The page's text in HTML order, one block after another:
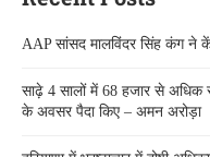
AAP सांसद मालविंदर सिंह कंग ने
साढ़े 4 सालों में 68 हजार से अधिक
के अवसर पैदा किए – अमन अरोड़ा